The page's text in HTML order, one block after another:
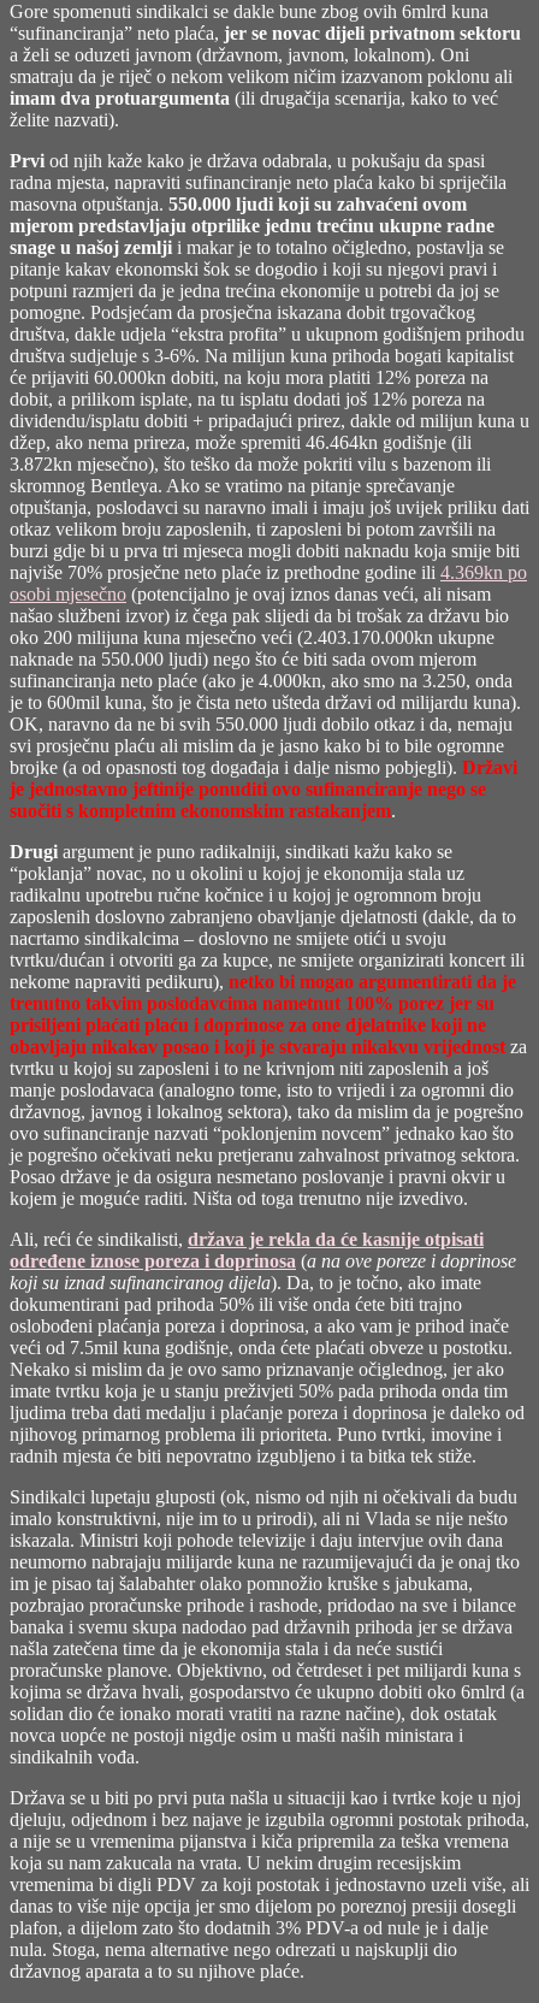
Gore spomenuti sindikalci se dakle bune zbog ovih 6mlrd kuna
“sufinanciranja” neto plaća, jer se novac dijeli privatnom sektoru
a želi se oduzeti javnom (državnom, javnom, lokalnom). Oni
smatraju da je riječ o nekom velikom ničim izazvanom poklonu ali
imam dva protuargumenta (ili drugačija scenarija, kako to već
želite nazvati).
Prvi od njih kaže kako je država odabrala, u pokušaju da spasi
radna mjesta, napraviti sufinanciranje neto plaća kako bi spriječila
masovna otpuštanja. 550.000 ljudi koji su zahvaćeni ovom
mjerom predstavljaju otprilike jednu trećinu ukupne radne
snage u našoj zemlji i makar je to totalno očigledno, postavlja se
pitanje kakav ekonomski šok se dogodio i koji su njegovi pravi i
potpuni razmjeri da je jedna trećina ekonomije u potrebi da joj se
pomogne. Podsjećam da prosječna iskazana dobit trgovačkog
društva, dakle udjela “ekstra profita” u ukupnom godišnjem prihodu
društva sudjeluje s 3-6%. Na milijun kuna prihoda bogati kapitalist
će prijaviti 60.000kn dobiti, na koju mora platiti 12% poreza na
dobit, a prilikom isplate, na tu isplatu dodati još 12% poreza na
dividendu/isplatu dobiti + pripadajući prirez, dakle od milijun kuna u
džep, ako nema prireza, može spremiti 46.464kn godišnje (ili
3.872kn mjesečno), što teško da može pokriti vilu s bazenom ili
skromnog Bentleya. Ako se vratimo na pitanje sprečavanje
otpuštanja, poslodavci su naravno imali i imaju još uvijek priliku dati
otkaz velikom broju zaposlenih, ti zaposleni bi potom završili na
burzi gdje bi u prva tri mjeseca mogli dobiti naknadu koja smije biti
najviše 70% prosječne neto plaće iz prethodne godine ili 4.369kn po
osobi mjesečno (potencijalno je ovaj iznos danas veći, ali nisam
našao službeni izvor) iz čega pak slijedi da bi trošak za državu bio
oko 200 milijuna kuna mjesečno veći (2.403.170.000kn ukupne
naknade na 550.000 ljudi) nego što će biti sada ovom mjerom
sufinanciranja neto plaće (ako je 4.000kn, ako smo na 3.250, onda
je to 600mil kuna, što je čista neto ušteda državi od milijardu kuna).
OK, naravno da ne bi svih 550.000 ljudi dobilo otkaz i da, nemaju
svi prosječnu plaću ali mislim da je jasno kako bi to bile ogromne
brojke (a od opasnosti tog događaja i dalje nismo pobjegli). Državi
je jednostavno jeftinije ponuditi ovo sufinanciranje nego se
suočiti s kompletnim ekonomskim rastakanjem.
Drugi argument je puno radikalniji, sindikati kažu kako se
“poklanja” novac, no u okolini u kojoj je ekonomija stala uz
radikalnu upotrebu ručne kočnice i u kojoj je ogromnom broju
zaposlenih doslovno zabranjeno obavljanje djelatnosti (dakle, da to
nacrtamo sindikalcima – doslovno ne smijete otići u svoju
tvrtku/dućan i otvoriti ga za kupce, ne smijete organizirati koncert ili
nekome napraviti pedikuru), netko bi mogao argumentirati da je
trenutno takvim poslodavcima nametnut 100% porez jer su
prisiljeni plaćati plaću i doprinose za one djelatnike koji ne
obavljaju nikakav posao i koji je stvaraju nikakvu vrijednost za
tvrtku u kojoj su zaposleni i to ne krivnjom niti zaposlenih a još
manje poslodavaca (analogno tome, isto to vrijedi i za ogromni dio
državnog, javnog i lokalnog sektora), tako da mislim da je pogrešno
ovo sufinanciranje nazvati “poklonjenim novcem” jednako kao što
je pogrešno očekivati neku pretjeranu zahvalnost privatnog sektora.
Posao države je da osigura nesmetano poslovanje i pravni okvir u
kojem je moguće raditi. Ništa od toga trenutno nije izvedivo.
Ali, reći će sindikalisti, država je rekla da će kasnije otpisati
određene iznose poreza i doprinosa (a na ove poreze i doprinose
koji su iznad sufinanciranog dijela). Da, to je točno, ako imate
dokumentirani pad prihoda 50% ili više onda ćete biti trajno
oslobođeni plaćanja poreza i doprinosa, a ako vam je prihod inače
veći od 7.5mil kuna godišnje, onda ćete plaćati obveze u postotku.
Nekako si mislim da je ovo samo priznavanje očiglednog, jer ako
imate tvrtku koja je u stanju preživjeti 50% pada prihoda onda tim
ljudima treba dati medalju i plaćanje poreza i doprinosa je daleko od
njihovog primarnog problema ili prioriteta. Puno tvrtki, imovine i
radnih mjesta će biti nepovratno izgubljeno i ta bitka tek stiže.
Sindikalci lupetaju gluposti (ok, nismo od njih ni očekivali da budu
imalo konstruktivni, nije im to u prirodi), ali ni Vlada se nije nešto
iskazala. Ministri koji pohode televizije i daju intervjue ovih dana
neumorno nabrajaju milijarde kuna ne razumijevajući da je onaj tko
im je pisao taj šalabahter olako pomnožio kruške s jabukama,
pozbrajao proračunske prihode i rashode, pridodao na sve i bilance
banaka i svemu skupa nadodao pad državnih prihoda jer se država
našla zatečena time da je ekonomija stala i da neće sustići
proračunske planove. Objektivno, od četrdeset i pet milijardi kuna s
kojima se država hvali, gospodarstvo će ukupno dobiti oko 6mlrd (a
solidan dio će ionako morati vratiti na razne načine), dok ostatak
novca uopće ne postoji nigdje osim u mašti naših ministara i
sindikalnih vođa.
Država se u biti po prvi puta našla u situaciji kao i tvrtke koje u njoj
djeluju, odjednom i bez najave je izgubila ogromni postotak prihoda,
a nije se u vremenima pijanstva i kiča pripremila za teška vremena
koja su nam zakucala na vrata. U nekim drugim recesijskim
vremenima bi digli PDV za koji postotak i jednostavno uzeli više, ali
danas to više nije opcija jer smo dijelom po poreznoj presiji dosegli
plafon, a dijelom zato što dodatnih 3% PDV-a od nule je i dalje
nula. Stoga, nema alternative nego odrezati u najskuplji dio
državnog aparata a to su njihove plaće.